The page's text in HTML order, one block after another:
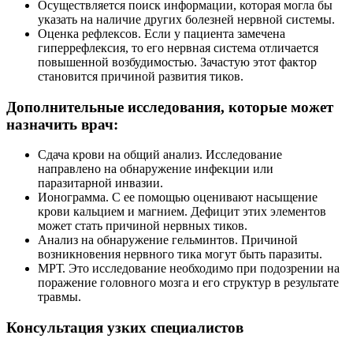
Осуществляется поиск информации, которая могла бы
указать на наличие других болезней нервной системы.
Оценка рефлексов. Если у пациента замечена
гиперрефлексия, то его нервная система отличается
повышенной возбудимостью. Зачастую этот фактор
становится причиной развития тиков.
Дополнительные исследования, которые может
назначить врач:
Сдача крови на общий анализ. Исследование
направлено на обнаружение инфекции или
паразитарной инвазии.
Ионограмма. С ее помощью оценивают насыщение
крови кальцием и магнием. Дефицит этих элементов
может стать причиной нервных тиков.
Анализ на обнаружение гельминтов. Причиной
возникновения нервного тика могут быть паразиты.
МРТ. Это исследование необходимо при подозрении на
поражение головного мозга и его структур в результате
травмы.
Консультация узких специалистов